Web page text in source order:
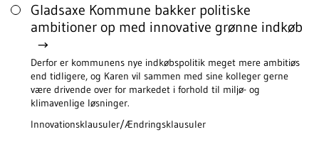
Gladsaxe Kommune bakker politiske
ambitioner op med innovative grønne indkøb
Derfor er kommunens nye indkøbspolitik meget mere ambitiøs
end tidligere, og Karen vil sammen med sine kolleger gerne
være drivende over for markedet i forhold til miljø- og
klimavenlige løsninger.
Innovationsklausuler/Ændringsklausuler